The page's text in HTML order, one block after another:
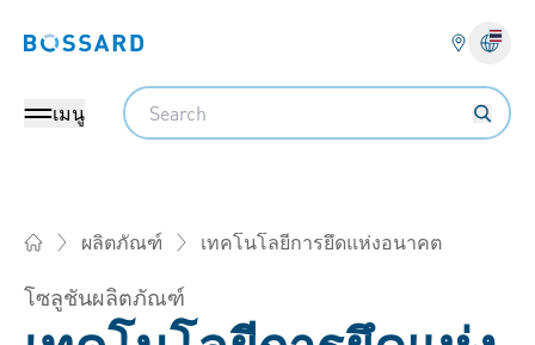
Bossard homepage
เมนู
Search
ผลิตภัณฑ์ เทคโนโลยีการยึดแห่งอนาคต
โซลูชันผลิตภัณฑ์